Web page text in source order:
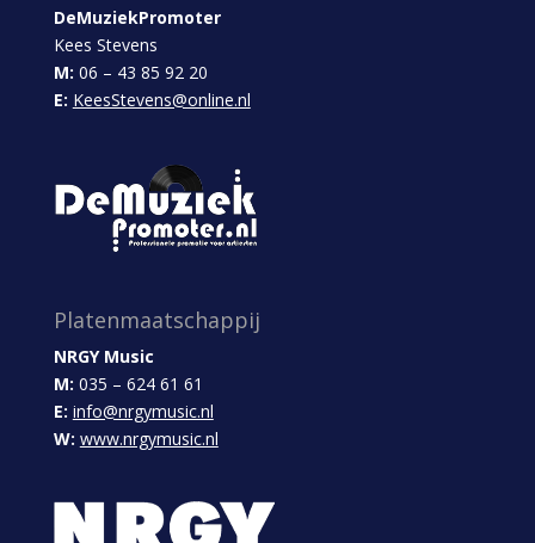
DeMuziekPromoter
Kees Stevens
M: 06 – 43 85 92 20
E: KeesStevens@online.nl
Platenmaatschappij
NRGY Music
M: 035 – 624 61 61
E: info@nrgymusic.nl
W: www.nrgymusic.nl